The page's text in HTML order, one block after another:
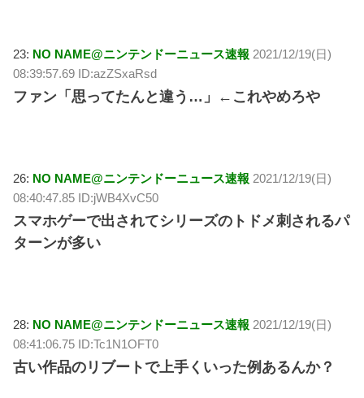
23: NO NAME@ニンテンドーニュース速報 2021/12/19(日)
08:39:57.69 ID:azZSxaRsd
ファン「思ってたんと違う…」←これやめろや
26: NO NAME@ニンテンドーニュース速報 2021/12/19(日)
08:40:47.85 ID:jWB4XvC50
スマホゲーで出されてシリーズのトドメ刺されるパ
ターンが多い
28: NO NAME@ニンテンドーニュース速報 2021/12/19(日)
08:41:06.75 ID:Tc1N1OFT0
古い作品のリブートで上手くいった例あるんか？